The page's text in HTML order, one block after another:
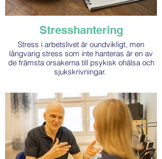
Stresshantering
Stress i arbetslivet är oundvikligt, men
långvarig stress som inte hanteras är en av
de främsta orsakerna till psykisk ohälsa och
sjukskrivningar.